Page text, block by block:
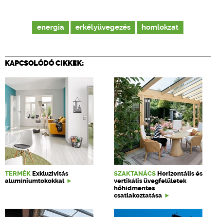
energia erkélyüvegezés homlokzat
KAPCSOLÓDÓ CIKKEK:
TERMÉK Exkluzivitás
alumíniumtokokkal
SZAKTANÁCS Horizontális és
vertikális üvegfelületek
hőhídmentes
csatlakoztatása